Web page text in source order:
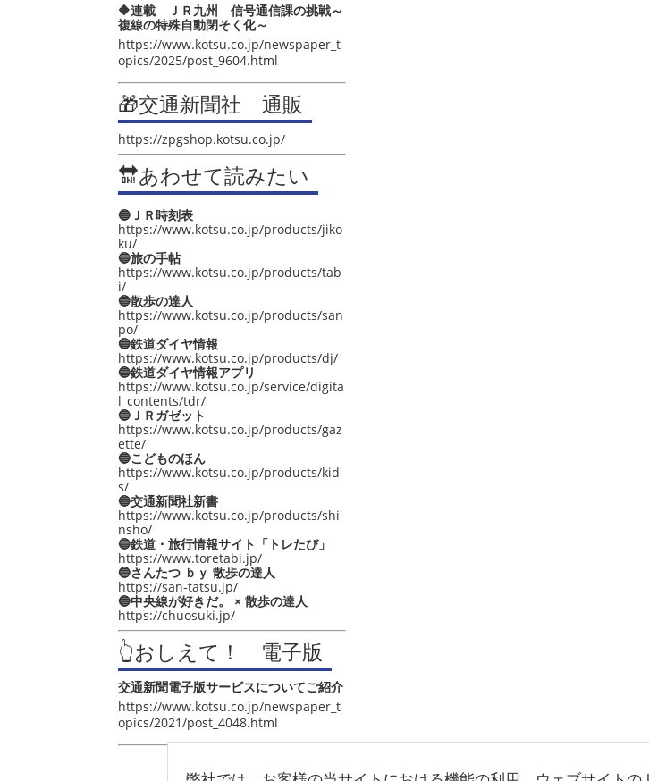
🔶連載 ＪＲ九州 信号通信課の挑戦～
複線の特殊自動閉そく化～
https://www.kotsu.co.jp/newspaper_t
opics/2025/post_9604.html
🎁交通新聞社 通販
https://zpgshop.kotsu.co.jp/
🔛あわせて読みたい
🔵ＪＲ時刻表
https://www.kotsu.co.jp/products/jiko
ku/
🔵旅の手帖
https://www.kotsu.co.jp/products/tab
i/
🔵散歩の達人
https://www.kotsu.co.jp/products/san
po/
🔵鉄道ダイヤ情報
https://www.kotsu.co.jp/products/dj/
🔵鉄道ダイヤ情報アプリ
https://www.kotsu.co.jp/service/digita
l_contents/tdr/
🔵ＪＲガゼット
https://www.kotsu.co.jp/products/gaz
ette/
🔵こどものほん
https://www.kotsu.co.jp/products/kid
s/
🔵交通新聞社新書
https://www.kotsu.co.jp/products/shi
nsho/
🔵鉄道・旅行情報サイト「トレたび」
https://www.toretabi.jp/
🔵さんたつ ｂｙ 散歩の達人
https://san-tatsu.jp/
🔵中央線が好きだ。 × 散歩の達人
https://chuosuki.jp/
👆おしえて！ 電子版
交通新聞電子版サービスについてご紹介
https://www.kotsu.co.jp/newspaper_t
opics/2021/post_4048.html